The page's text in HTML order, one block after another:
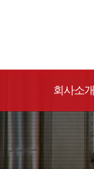
회사소개